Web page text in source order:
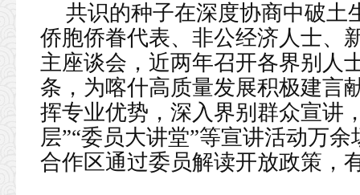
共识的种子在深度协商中破土
侨胞侨眷代表、非公经济人士、
主座谈会，近两年召开各界别人
条，为喀什高质量发展积极建言
挥专业优势，深入界别群众宣讲
层”“委员大讲堂”等宣讲活动万
合作区通过委员解读开放政策，